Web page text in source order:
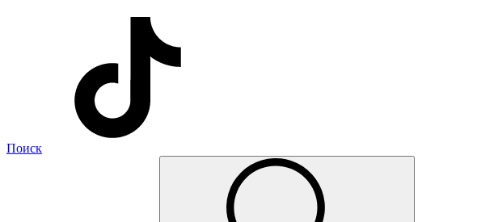
Поиск